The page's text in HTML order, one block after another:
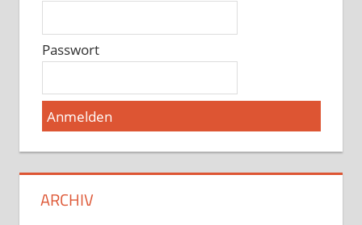
Passwort
ARCHIV